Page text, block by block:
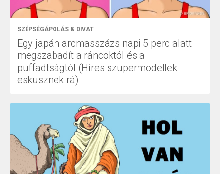
SZÉPSÉGÁPOLÁS & DIVAT
Egy japán arcmasszázs napi 5 perc alatt
megszabadít a ráncoktól és a
puffadtságtól (Híres szupermodellek
esküsznek rá)